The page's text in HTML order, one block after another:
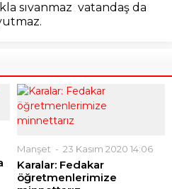
sıvanmaz vatandaş da
Manşet 23 Kasım 2020 14:06
Karalar: Fedakar
öğretmenlerimize